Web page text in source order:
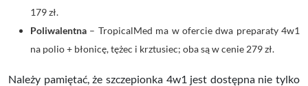
179 zł.
Poliwalentna – TropicalMed ma w ofercie dwa preparaty 4w1
na polio + błonicę, tężec i krztusiec; oba są w cenie 279 zł.
Należy pamiętać, że szczepionka 4w1 jest dostępna nie tylko